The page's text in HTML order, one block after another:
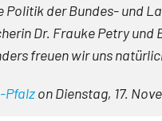
Politik der Bundes- und
Dr. Frauke Petry
freuen wir uns
Pfalzon Dienstag, 17.